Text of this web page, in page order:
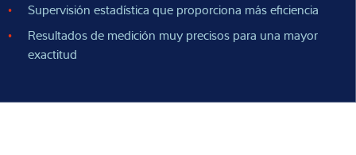
Supervisión estadística que proporciona más eficiencia
Resultados de medición muy precisos para una mayor
exactitud